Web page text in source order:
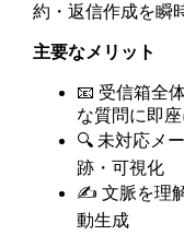
約・返信作成を瞬
主要なメリット
📧 受信箱全
な質問に即
🔍 未対応メ
跡・可視化
✍️ 文脈を理
動生成